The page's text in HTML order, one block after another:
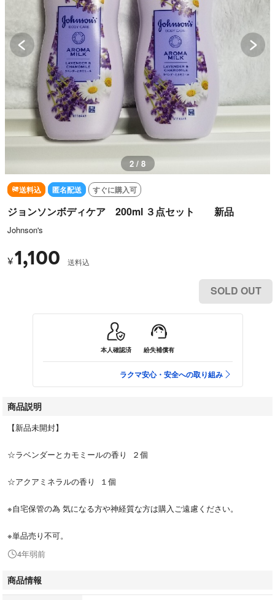
3 / 8
送料込 匿名配送 すぐに購入可
ジョンソンボディケア 200ml ３点セット 新品
Johnson's
¥1,100 送料込
SOLD OUT
本人確認済 紛失補償有
ラクマ安心・安全への取り組み
商品説明
【新品未開封】
☆ラベンダーとカモミールの香り ２個
☆アクアミネラルの香り １個
※自宅保管の為 気になる方や神経質な方は購入ご遠慮ください。
※単品売り不可。
4年弱前
商品情報